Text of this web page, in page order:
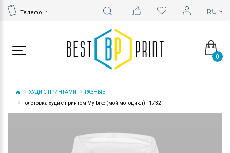
Телефон:
0
ХУДИ С ПРИНТАМИ
РАЗНЫЕ
Толстовка худи с принтом My bike (мой мотоцикл) - 1732